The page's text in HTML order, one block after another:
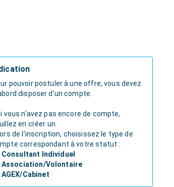
pouvoir postuler à une offre, vous devez
disposer d’un compte.
vous n’avez pas encore de compte,
en créer un.
de l’inscription, choisissez le type de
correspondant à votre statut :
Consultant Individuel
Association/Volontaire
AGEX/Cabinet